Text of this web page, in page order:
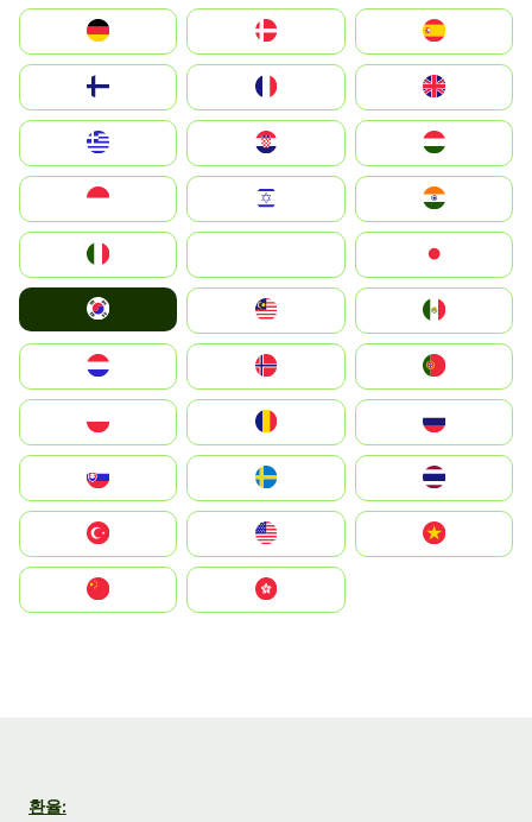
Deutschland
United Kingdom
Magyarország
South Korea
United States
中國香港特別行政區
환율: